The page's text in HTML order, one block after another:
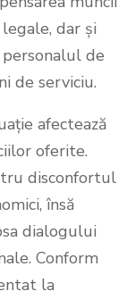
dar și
de
de serviciu.
afectează
oferite.
disconfortul
însă
dialogului
Conform
la